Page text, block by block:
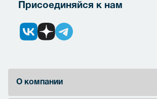
Присоединяйся к нам
О компании